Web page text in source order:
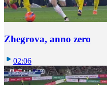
Zhegrova, anno zero
02:06